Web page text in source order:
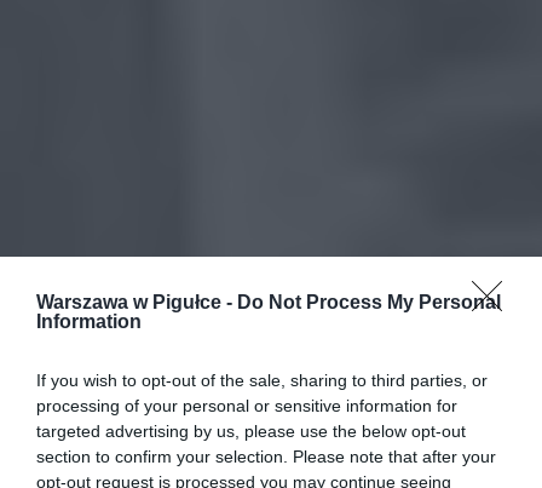
Warszawa w Pigułce - Do Not Process My Personal
Information
If you wish to opt-out of the sale, sharing to third parties, or
processing of your personal or sensitive information for
targeted advertising by us, please use the below opt-out
section to confirm your selection. Please note that after your
opt-out request is processed you may continue seeing